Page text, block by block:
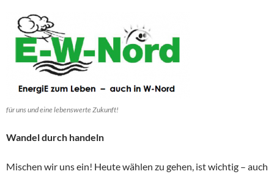
für uns und eine lebenswerte Zukunft!
Wandel durch handeln
Mischen wir uns ein! Heute wählen zu gehen, ist wichtig – auch